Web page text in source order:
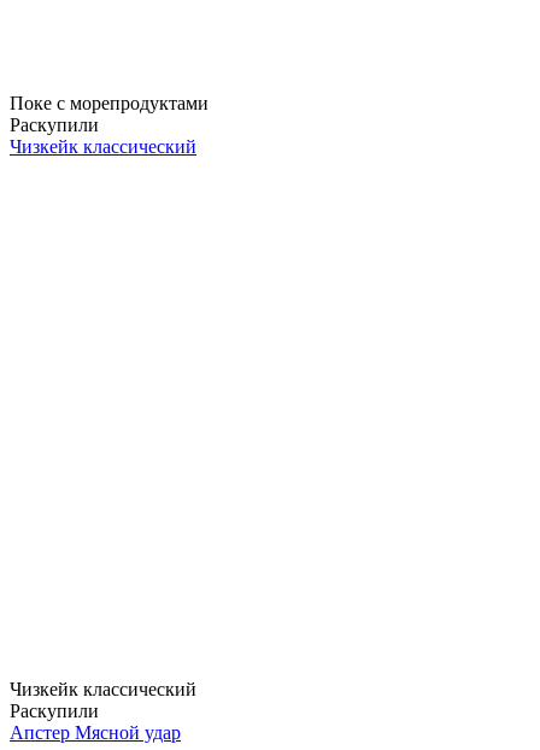
Поке с морепродуктами
Раскупили
Чизкейк классический
Чизкейк классический
Раскупили
Апстер Мясной удар